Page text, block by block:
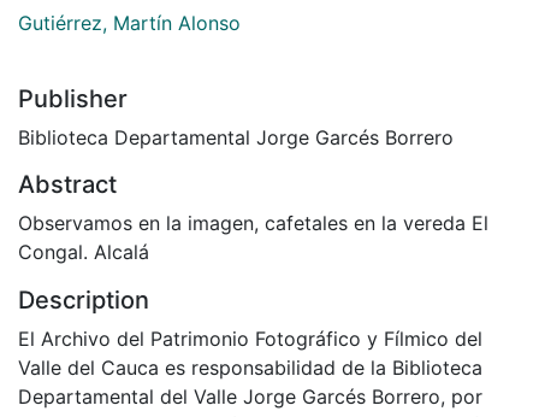
Gutiérrez, Martín Alonso
Publisher
Biblioteca Departamental Jorge Garcés Borrero
Abstract
Observamos en la imagen, cafetales en la vereda El
Congal. Alcalá
Description
El Archivo del Patrimonio Fotográfico y Fílmico del
Valle del Cauca es responsabilidad de la Biblioteca
Departamental del Valle Jorge Garcés Borrero, por